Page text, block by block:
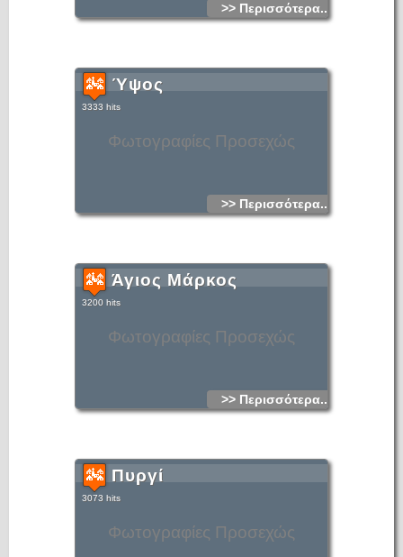
>> Περισσότερα...
Φωτογραφίες Προσεχώς
Ύψος
3333 hits
>> Περισσότερα...
Φωτογραφίες Προσεχώς
Άγιος Μάρκος
3200 hits
>> Περισσότερα...
Φωτογραφίες Προσεχώς
Πυργί
3073 hits